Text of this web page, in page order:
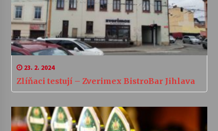
23. 2. 2024
Zlíňaci testují – Zverimex BistroBar Jihlava